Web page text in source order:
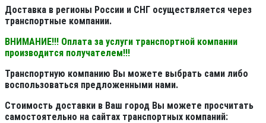
Доставка в регионы России и СНГ осуществляется через
транспортные компании.
ВНИМАНИЕ!!! Оплата за услуги транспортной компании
производится получателем!!!
Транспортную компанию Вы можете выбрать сами либо
воспользоваться предложенными нами.
Стоимость доставки в Ваш город Вы можете просчитать
самостоятельно на сайтах транспортных компаний: